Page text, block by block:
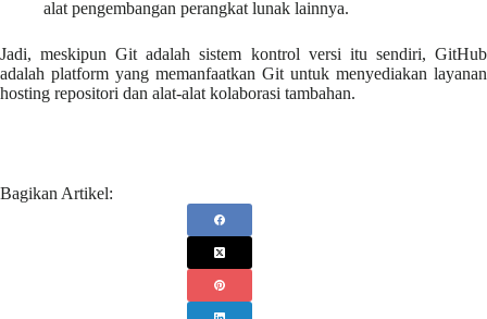
alat pengembangan perangkat lunak lainnya.
Jadi, meskipun Git adalah sistem kontrol versi itu sendiri, GitHub
adalah platform yang memanfaatkan Git untuk menyediakan layanan
hosting repositori dan alat-alat kolaborasi tambahan.
Bagikan Artikel: